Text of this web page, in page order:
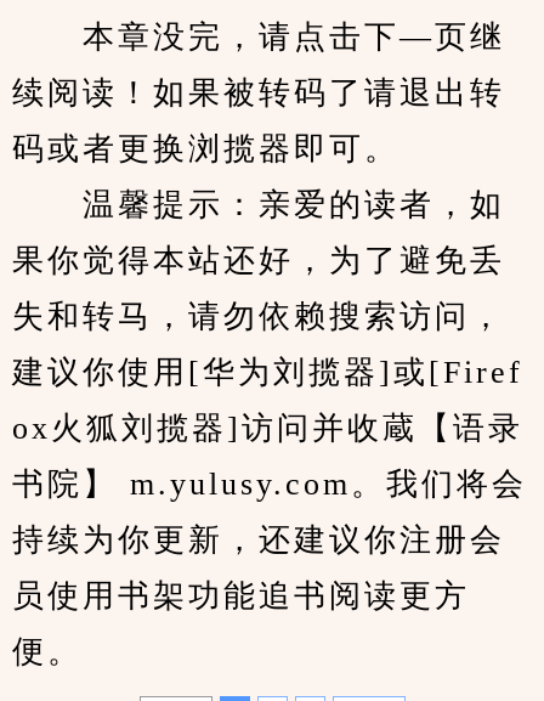
本章没完，请点击下—页继
续阅读！如果被转码了请退出转
码或者更换浏揽器即可。
温馨提示：亲爱的读者，如
果你觉得本站还好，为了避免丢
失和转马，请勿依赖搜索访问，
建议你使用[华为刘揽器]或[Firef
ox火狐刘揽器]访问并收蔵【语录
书院】 m.yulusy.com。我们将会
持续为你更新，还建议你注册会
员使用书架功能追书阅读更方
便。